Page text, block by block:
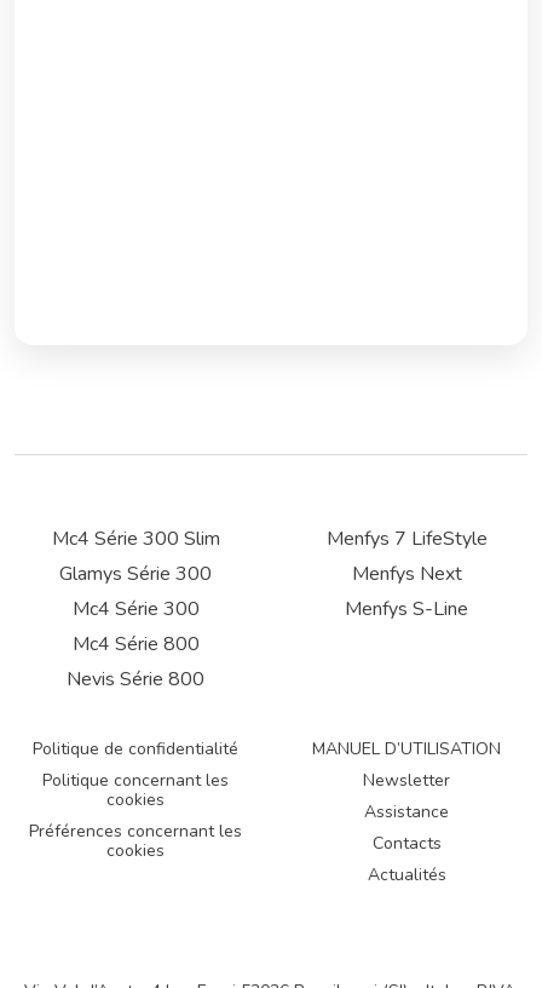
Mc4 Série 300 Slim
Glamys Série 300
Mc4 Série 300
Mc4 Série 800
Nevis Série 800
Menfys 7 LifeStyle
Menfys Next
Menfys S-Line
Politique de confidentialité
Politique concernant les
cookies
Préférences concernant les
cookies
MANUEL D’UTILISATION
Newsletter
Assistance
Contacts
Actualités